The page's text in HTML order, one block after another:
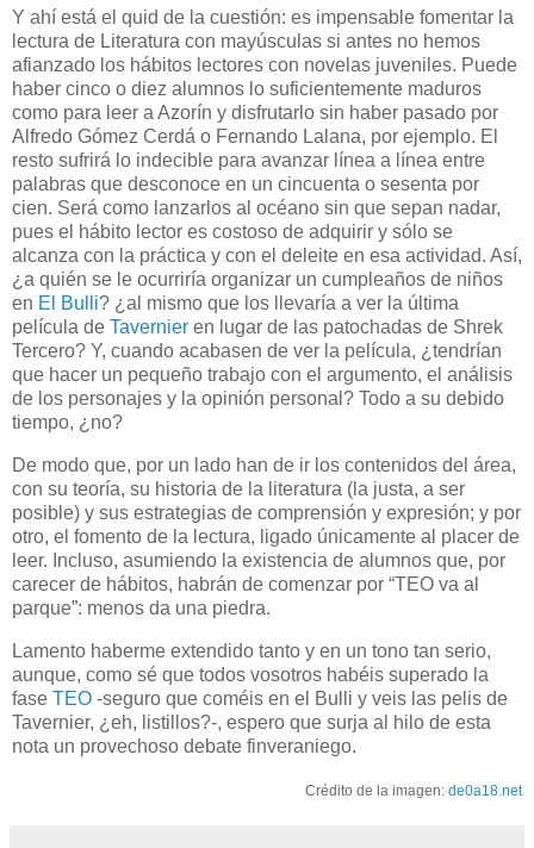
Y ahí está el quid de la cuestión: es impensable fomentar la
lectura de Literatura con mayúsculas si antes no hemos
afianzado los hábitos lectores con novelas juveniles. Puede
haber cinco o diez alumnos lo suficientemente maduros
como para leer a Azorín y disfrutarlo sin haber pasado por
Alfredo Gómez Cerdá o Fernando Lalana, por ejemplo. El
resto sufrirá lo indecible para avanzar línea a línea entre
palabras que desconoce en un cincuenta o sesenta por
cien. Será como lanzarlos al océano sin que sepan nadar,
pues el hábito lector es costoso de adquirir y sólo se
alcanza con la práctica y con el deleite en esa actividad. Así,
¿a quién se le ocurriría organizar un cumpleaños de niños
en El Bulli? ¿al mismo que los llevaría a ver la última
película de Tavernier en lugar de las patochadas de Shrek
Tercero? Y, cuando acabasen de ver la película, ¿tendrían
que hacer un pequeño trabajo con el argumento, el análisis
de los personajes y la opinión personal? Todo a su debido
tiempo, ¿no?
De modo que, por un lado han de ir los contenidos del área,
con su teoría, su historia de la literatura (la justa, a ser
posible) y sus estrategias de comprensión y expresión; y por
otro, el fomento de la lectura, ligado únicamente al placer de
leer. Incluso, asumiendo la existencia de alumnos que, por
carecer de hábitos, habrán de comenzar por “TEO va al
parque”: menos da una piedra.
Lamento haberme extendido tanto y en un tono tan serio,
aunque, como sé que todos vosotros habéis superado la
fase TEO -seguro que coméis en el Bulli y veis las pelis de
Tavernier, ¿eh, listillos?-, espero que surja al hilo de esta
nota un provechoso debate finveraniego.
Crédito de la imagen: de0a18.net